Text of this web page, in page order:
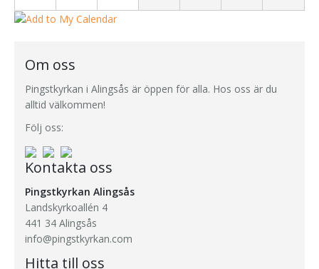
Om oss
Pingstkyrkan i Alingsås är öppen för alla. Hos oss är du
alltid välkommen!
Följ oss:
Kontakta oss
Pingstkyrkan Alingsås
Landskyrkoallén 4
441 34 Alingsås
info@pingstkyrkan.com
Hitta till oss